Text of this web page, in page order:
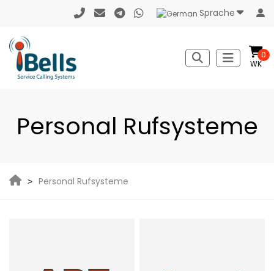
Sprache
WK
0
Personal Rufsysteme
Personal Rufsysteme